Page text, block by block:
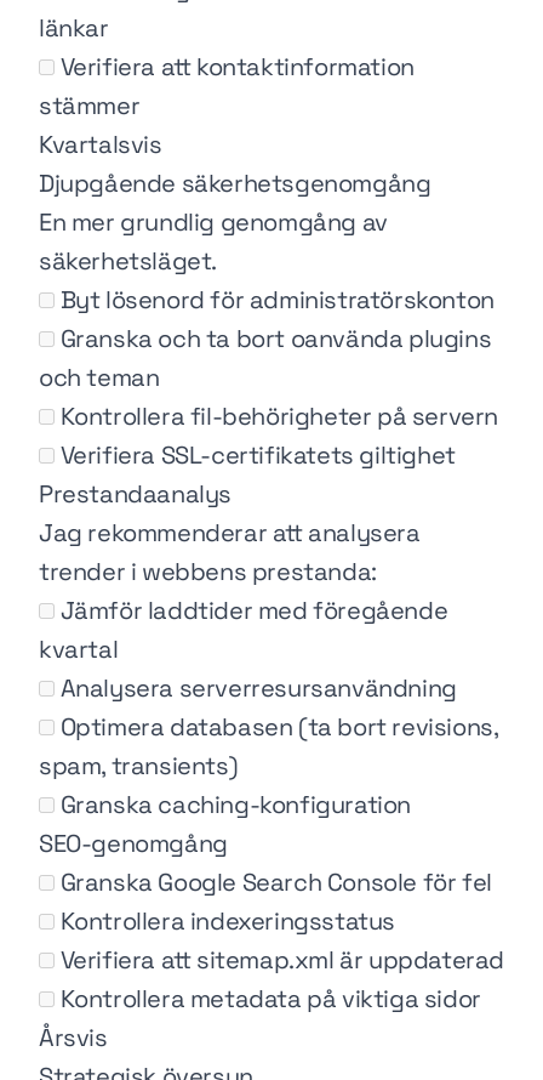
länkar
Verifiera att kontaktinformation
stämmer
Kvartalsvis
Djupgående säkerhetsgenomgång
En mer grundlig genomgång av
säkerhetsläget.
Byt lösenord för administratörskonton
Granska och ta bort oanvända plugins
och teman
Kontrollera fil-behörigheter på servern
Verifiera SSL-certifikatets giltighet
Prestandaanalys
Jag rekommenderar att analysera
trender i webbens prestanda:
Jämför laddtider med föregående
kvartal
Analysera serverresursanvändning
Optimera databasen (ta bort revisions,
spam, transients)
Granska caching-konfiguration
SEO-genomgång
Granska Google Search Console för fel
Kontrollera indexeringsstatus
Verifiera att sitemap.xml är uppdaterad
Kontrollera metadata på viktiga sidor
Årsvis